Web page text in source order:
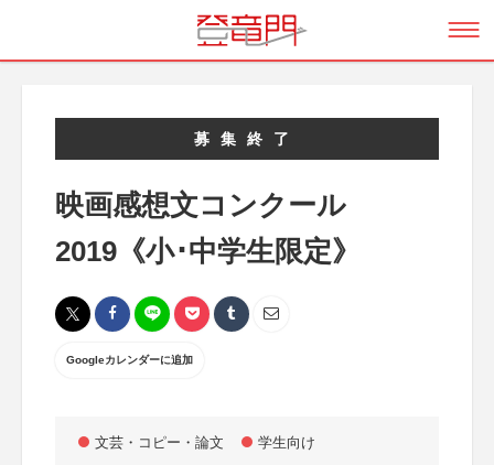
募集終了
映画感想文コンクール
2019《小･中学生限定》
Googleカレンダーに追加
文芸・コピー・論文 学生向け